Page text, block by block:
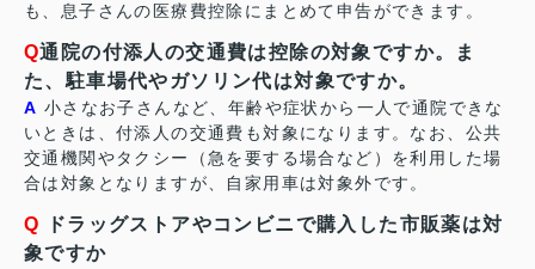
も、息子さんの医療費控除にまとめて申告ができます。
Q通院の付添人の交通費は控除の対象ですか。ま
た、駐車場代やガソリン代は対象ですか。
A 小さなお子さんなど、年齢や症状から一人で通院できな
いときは、付添人の交通費も対象になります。なお、公共
交通機関やタクシー（急を要する場合など）を利用した場
合は対象となりますが、自家用車は対象外です。
Q ドラッグストアやコンビニで購入した市販薬は対
象ですか